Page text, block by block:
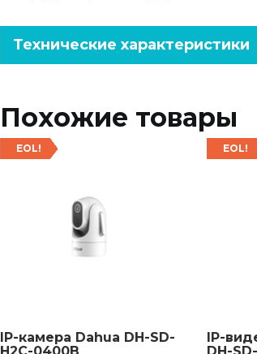
Технические характеристики
Похожие товары
EOL!
IP-камера Dahua DH-SD-
EOL!
IP-